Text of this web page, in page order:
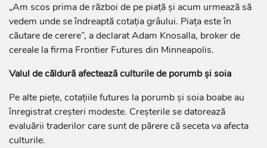
„Am scos prima de război de pe piaţă şi acum urmează să
vedem unde se îndreaptă cotaţia grâului. Piaţa este în
căutare de cerere”, a declarat Adam Knosalla, broker de
cereale la firma Frontier Futures din Minneapolis.
Valul de căldură afectează culturile de porumb și soia
Pe alte pieţe, cotaţiile futures la porumb şi soia boabe au
înregistrat creşteri modeste. Creșterile se datorează
evaluării traderilor care sunt de părere că seceta va afecta
culturile.